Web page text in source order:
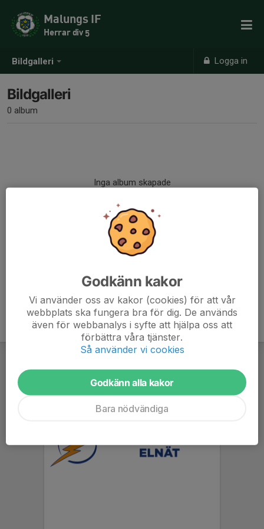
Bildgalleri Logga in
Malungs IF
Herrar div 5
Bildgalleri
0 album
Inga album skapade
Godkänn kakor
Vi använder oss av kakor (cookies) för att vår
webbplats ska fungera bra för dig. De används
även för webbanalys i syfte att hjälpa oss att
förbättra våra tjänster.
Så använder vi cookies
Godkänn alla kakor
Bara nödvändiga